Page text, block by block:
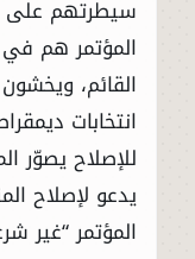
سيطرتهم على
المؤتمر هم
القائم،
انتخابات
للإصلاح يصوّر
يدعو لإصلاح
المؤتمر “غير